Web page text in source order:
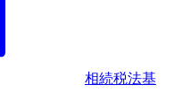
相続税法基